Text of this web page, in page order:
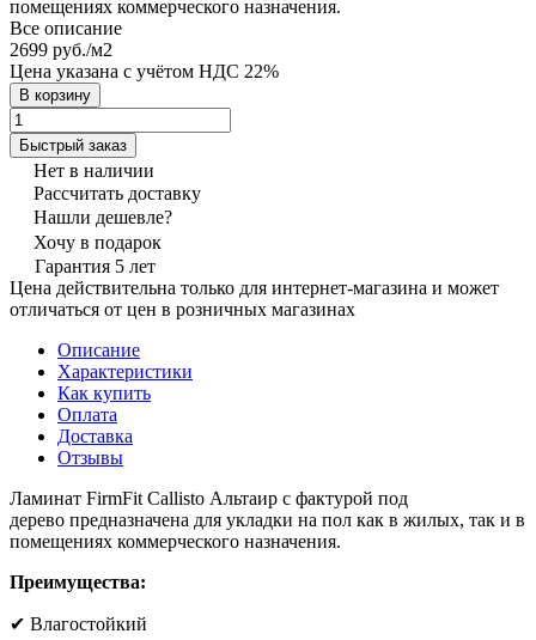
помещениях коммерческого назначения.
Все описание
2699 руб./м2
Цена указана с учётом НДС 22%
В корзину
Быстрый заказ
Нет в наличии
Рассчитать доставку
Нашли дешевле?
Хочу в подарок
Гарантия 5 лет
Цена действительна только для интернет-магазина и может
отличаться от цен в розничных магазинах
Описание
Характеристики
Как купить
Оплата
Доставка
Отзывы
Ламинат FirmFit Callisto Альтаир с фактурой под
дерево предназначена для укладки на пол как в жилых, так и в
помещениях коммерческого назначения.
Преимущества:
✔ Влагостойкий